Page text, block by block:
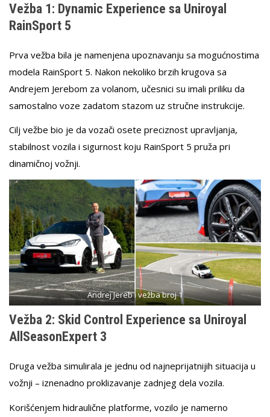
Vežba 1: Dynamic Experience sa Uniroyal
RainSport 5
Prva vežba bila je namenjena upoznavanju sa mogućnostima
modela RainSport 5. Nakon nekoliko brzih krugova sa
Andrejem Jerebom za volanom, učesnici su imali priliku da
samostalno voze zadatom stazom uz stručne instrukcije.
Cilj vežbe bio je da vozači osete preciznost upravljanja,
stabilnost vozila i sigurnost koju RainSport 5 pruža pri
dinamičnoj vožnji.
Andrej Jereb i vežba broj 1
Vežba 2: Skid Control Experience sa Uniroyal
AllSeasonExpert 3
Druga vežba simulirala je jednu od najneprijatnijih situacija u
vožnji – iznenadno proklizavanje zadnjeg dela vozila.
Korišćenjem hidraulične platforme, vozilo je namerno